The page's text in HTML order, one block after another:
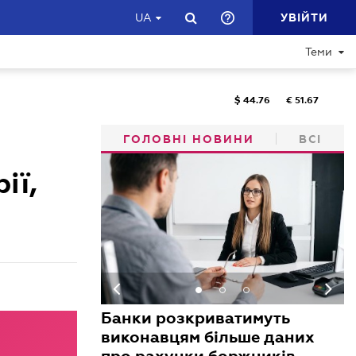
UA УВІЙТИ
Теми
$ 44.76 € 51.67
ГОЛОВНІ НОВИНИ ВСІ
Банки розкриватимуть
виконавцям більше даних